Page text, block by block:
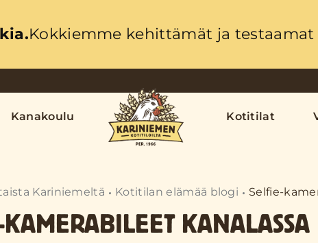
Kokkiemme kehittämät ja testaamat
Kanakoulu Kotitilat
Kariniemeltä Kotitilan elämää blogi Selfie-
KAMERABILEET KANALASSA